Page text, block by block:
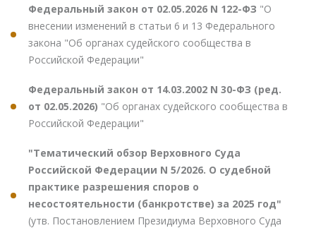
Федеральный закон от 02.05.2026 N 122-ФЗ "О
внесении изменений в статьи 6 и 13 Федерального
закона "Об органах судейского сообщества в
Российской Федерации"
Федеральный закон от 14.03.2002 N 30-ФЗ (ред.
от 02.05.2026) "Об органах судейского сообщества в
Российской Федерации"
"Тематический обзор Верховного Суда
Российской Федерации N 5/2026. О судебной
практике разрешения споров о
несостоятельности (банкротстве) за 2025 год"
(утв. Постановлением Президиума Верховного Суда